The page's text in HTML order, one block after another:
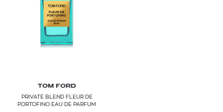
TOM FORD
PRIVATE BLEND FLEUR DE
PORTOFINO EAU DE PARFUM